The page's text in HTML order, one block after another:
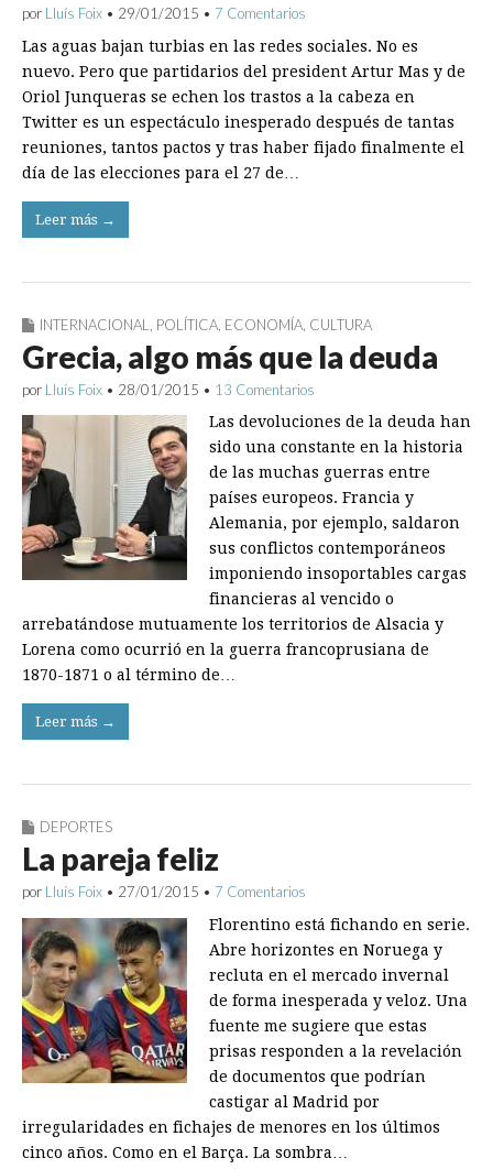
por Lluís Foix • 29/01/2015 • 7 Comentarios
Las aguas bajan turbias en las redes sociales. No es
nuevo. Pero que partidarios del president Artur Mas y de
Oriol Junqueras se echen los trastos a la cabeza en
Twitter es un espectáculo inesperado después de tantas
reuniones, tantos pactos y tras haber fijado finalmente el
día de las elecciones para el 27 de…
Leer más →
INTERNACIONAL POLÍTICA ECONOMÍA CULTURA
Grecia, algo más que la deuda
por Lluís Foix • 28/01/2015 • 13 Comentarios
Las devoluciones de la deuda han
sido una constante en la historia
de las muchas guerras entre
países europeos. Francia y
Alemania, por ejemplo, saldaron
sus conflictos contemporáneos
imponiendo insoportables cargas
financieras al vencido o
arrebatándose mutuamente los territorios de Alsacia y
Lorena como ocurrió en la guerra francoprusiana de
1870-1871 o al término de…
Leer más →
DEPORTES
La pareja feliz
por Lluís Foix • 27/01/2015 • 7 Comentarios
Florentino está fichando en serie.
Abre horizontes en Noruega y
recluta en el mercado invernal
de forma inesperada y veloz. Una
fuente me sugiere que estas
prisas responden a la revelación
de documentos que podrían
castigar al Madrid por
irregularidades en fichajes de menores en los últimos
cinco años. Como en el Barça. La sombra…